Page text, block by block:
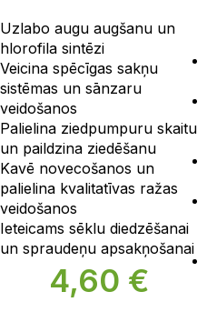
Uzlabo augu augšanu un
hlorofila sintēzi
Veicina spēcīgas sakņu
sistēmas un sānzaru
veidošanos
Palielina ziedpumpuru skaitu
un paildzina ziedēšanu
Kavē novecošanos un
palielina kvalitatīvas ražas
veidošanos
Ieteicams sēklu diedzēšanai
un spraudeņu apsakņošanai
4,60 €